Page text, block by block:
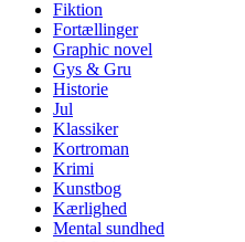
Fiktion
Fortællinger
Graphic novel
Gys & Gru
Historie
Jul
Klassiker
Kortroman
Krimi
Kunstbog
Kærlighed
Mental sundhed